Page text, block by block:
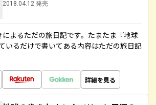
2018.04.12 発売
よるただの旅日記です。たまたま『地球
いるだけで書いてある内容はただの旅日記
詳細を見る